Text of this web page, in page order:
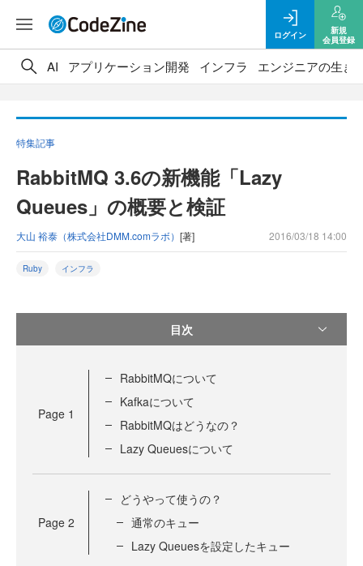
ログイン
新規
会員登録
AI アプリケーション開発 インフラ エンジニアの生き
特集記事
RabbitMQ 3.6の新機能「Lazy
Queues」の概要と検証
大山 裕泰（株式会社DMM.comラボ） [著] 2016/03/18 14:00
Ruby インフラ
目次
Page 1
RabbitMQについて
Kafkaについて
RabbitMQはどうなの？
Lazy Queuesについて
Page 2
どうやって使うの？
通常のキュー
Lazy Queuesを設定したキュー